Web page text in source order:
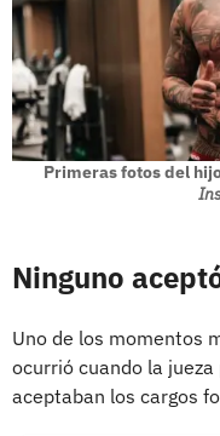
Primeras fotos del
Ninguno
Uno de los momentos
ocurrió cuando la
aceptaban los cargos